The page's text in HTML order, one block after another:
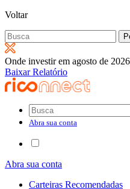
Voltar
Pesquisar
por:
Onde investir em agosto de
Baixar Relatório
Abra sua conta
Abra sua conta
Carteiras Recomendadas